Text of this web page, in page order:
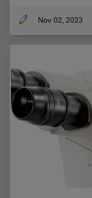
Nov 02, 2023